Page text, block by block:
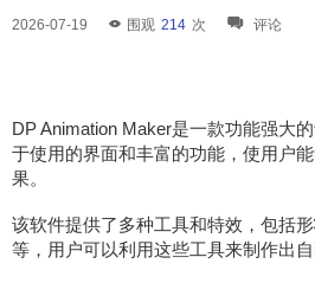
2026-07-19 围观 214 次 评论
DP Animation Maker是一款功能强大
于使用的界面和丰富的功能，使用户
果。
该软件提供了多种工具和特效，包括
等，用户可以利用这些工具来制作出自